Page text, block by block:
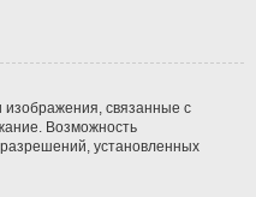
связанные с
Возможность
установленных